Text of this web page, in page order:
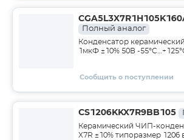
Полный аналог
Конденсатор
1мкФ ±10% 50В -
Сообщить о поступлении
CS1206KKX7R9BB105
Керамический ЧИП-
X7R ±10% типоразмер